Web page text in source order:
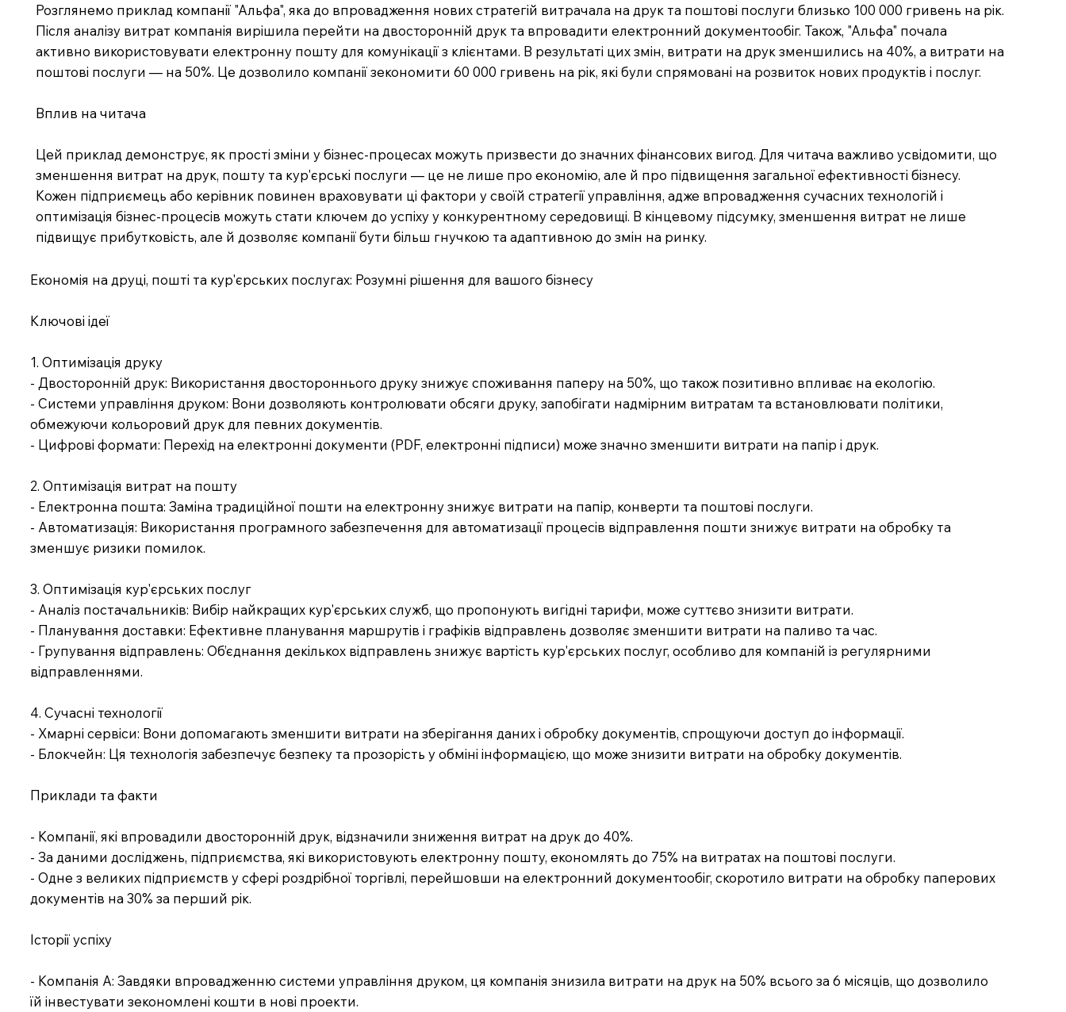
Розглянемо приклад компанії "Альфа", яка до впровадження нових стратегій витрачала на друк та поштові послуги близько 100 000 гривень на рік.
Після аналізу витрат компанія вирішила перейти на двосторонній друк та впровадити електронний документообіг. Також, "Альфа" почала
активно використовувати електронну пошту для комунікації з клієнтами. В результаті цих змін, витрати на друк зменшились на 40%, а витрати на
поштові послуги — на 50%. Це дозволило компанії зекономити 60 000 гривень на рік, які були спрямовані на розвиток нових продуктів і послуг.
Вплив на читача
Цей приклад демонструє, як прості зміни у бізнес-процесах можуть призвести до значних фінансових вигод. Для читача важливо усвідомити, що
зменшення витрат на друк, пошту та кур'єрські послуги — це не лише про економію, але й про підвищення загальної ефективності бізнесу.
Кожен підприємець або керівник повинен враховувати ці фактори у своїй стратегії управління, адже впровадження сучасних технологій і
оптимізація бізнес-процесів можуть стати ключем до успіху у конкурентному середовищі. В кінцевому підсумку, зменшення витрат не лише
підвищує прибутковість, але й дозволяє компанії бути більш гнучкою та адаптивною до змін на ринку.
Економія на друці, пошті та кур'єрських послугах: Розумні рішення для вашого бізнесу
Ключові ідеї
1. Оптимізація друку
- Двосторонній друк: Використання двостороннього друку знижує споживання паперу на 50%, що також позитивно впливає на екологію.
- Системи управління друком: Вони дозволяють контролювати обсяги друку, запобігати надмірним витратам та встановлювати політики,
обмежуючи кольоровий друк для певних документів.
- Цифрові формати: Перехід на електронні документи (PDF, електронні підписи) може значно зменшити витрати на папір і друк.
2. Оптимізація витрат на пошту
- Електронна пошта: Заміна традиційної пошти на електронну знижує витрати на папір, конверти та поштові послуги.
- Автоматизація: Використання програмного забезпечення для автоматизації процесів відправлення пошти знижує витрати на обробку та
зменшує ризики помилок.
3. Оптимізація кур'єрських послуг
- Аналіз постачальників: Вибір найкращих кур'єрських служб, що пропонують вигідні тарифи, може суттєво знизити витрати.
- Планування доставки: Ефективне планування маршрутів і графіків відправлень дозволяє зменшити витрати на паливо та час.
- Групування відправлень: Об’єднання декількох відправлень знижує вартість кур'єрських послуг, особливо для компаній із регулярними
відправленнями.
4. Сучасні технології
- Хмарні сервіси: Вони допомагають зменшити витрати на зберігання даних і обробку документів, спрощуючи доступ до інформації.
- Блокчейн: Ця технологія забезпечує безпеку та прозорість у обміні інформацією, що може знизити витрати на обробку документів.
Приклади та факти
- Компанії, які впровадили двосторонній друк, відзначили зниження витрат на друк до 40%.
- За даними досліджень, підприємства, які використовують електронну пошту, економлять до 75% на витратах на поштові послуги.
- Одне з великих підприємств у сфері роздрібної торгівлі, перейшовши на електронний документообіг, скоротило витрати на обробку паперових
документів на 30% за перший рік.
Історії успіху
- Компанія А: Завдяки впровадженню системи управління друком, ця компанія знизила витрати на друк на 50% всього за 6 місяців, що дозволило
їй інвестувати зекономлені кошти в нові проекти.